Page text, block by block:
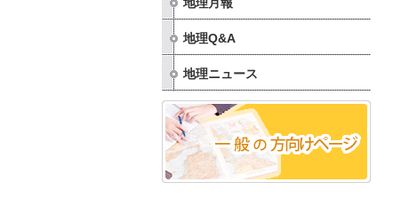
地理Q&A
地理ニュース